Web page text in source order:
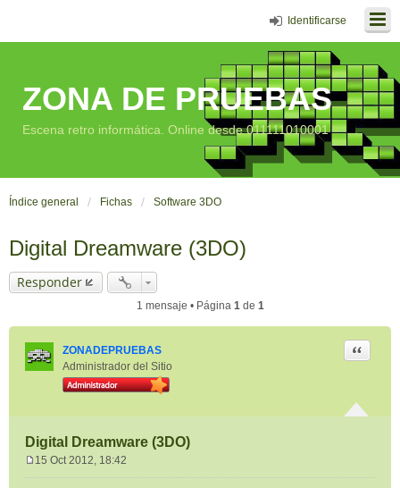
Identificarse
ZONA DE PRUEBAS
Escena retro informática. Online desde 011111010001
Índice general Fichas Software 3DO
Digital Dreamware (3DO)
Responder
1 mensaje • Página 1de 1
ZONADEPRUEBAS
Administrador del Sitio
Digital Dreamware (3DO)
Citar
15 Oct 2012, 18:42